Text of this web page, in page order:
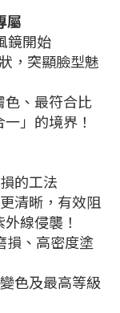
屬
鏡開始
，突顯臉型魅
色、最符合比
」的境界！
的工法
清晰，有效阻
線侵襲！
損、高密度塗
色及最高等級